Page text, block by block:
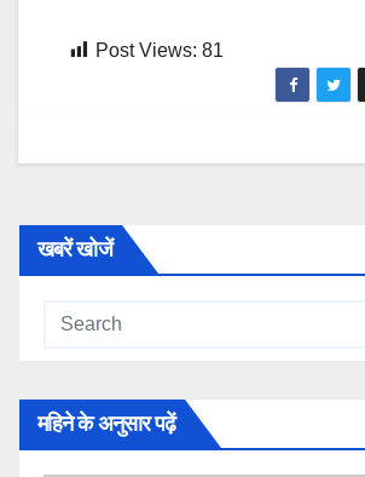
Post Views: 81
खबरें खोजें
महिने के अनुसार पढ़ें